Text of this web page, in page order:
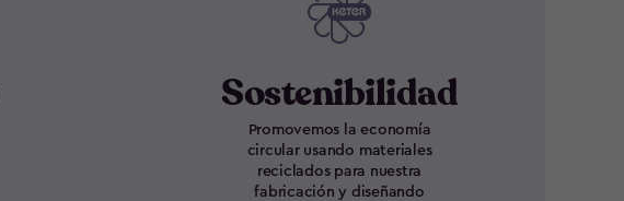
Sostenibilidad
Promovemos la economía
circular usando materiales
reciclados para nuestra
fabricación y diseñando